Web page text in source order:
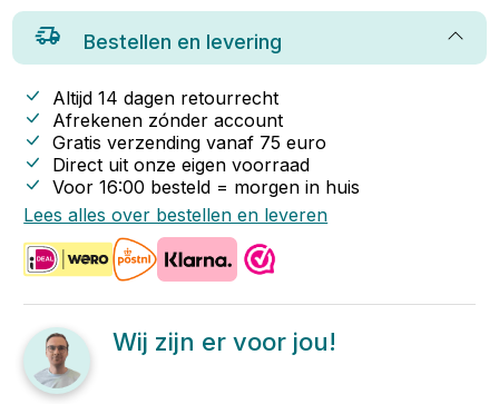
Bestellen en levering
Altijd 14 dagen retourrecht
Afrekenen zónder account
Gratis verzending vanaf 75 euro
Direct uit onze eigen voorraad
Voor 16:00 besteld = morgen in huis
Lees alles over bestellen en leveren
Wij zijn er voor jou!